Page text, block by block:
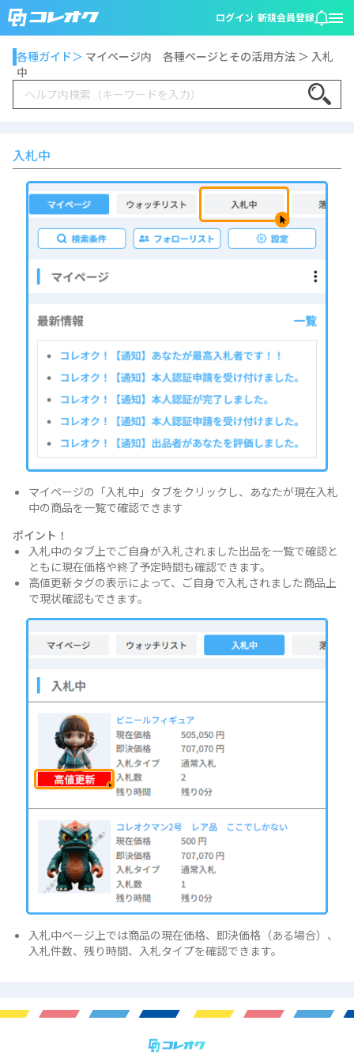
ログイン 新規会員登録
各種ガイド＞ マイページ内 各種ページとその活用方法 ＞ 入札
中
Search
入札中
マイページの「入札中」タブをクリックし、あなたが現在入札
中の商品を一覧で確認できます
ポイント！
入札中のタブ上でご自身が入札されました出品を一覧で確認と
ともに現在価格や終了予定時間も確認できます。
高値更新タグの表示によって、ご自身で入札されました商品上
で現状確認もできます。
入札中ページ上では商品の現在価格、即決価格（ある場合）、
入札件数、残り時間、入札タイプを確認できます。